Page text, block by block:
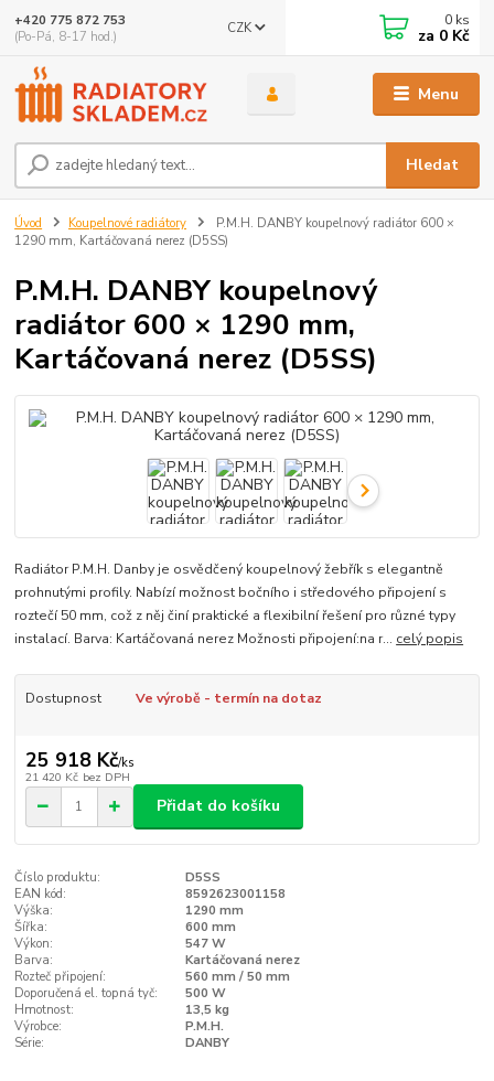
Menu
CZK
Hledat
+420 775 872 753
(Po-Pá, 8-17 hod.)
0 ks
za 0 Kč
Úvod Koupelnové radiátory
P.M.H. DANBY koupelnový radiátor 600 ×
1290 mm, Kartáčovaná nerez (D5SS)
P.M.H. DANBY koupelnový
radiátor 600 × 1290 mm,
Kartáčovaná nerez (D5SS)
Radiátor P.M.H. Danby je osvědčený koupelnový žebřík s elegantně
prohnutými profily. Nabízí možnost bočního i středového připojení s
roztečí 50 mm, což z něj činí praktické a flexibilní řešení pro různé typy
instalací. Barva: Kartáčovaná nerez Možnosti připojení:na r... celý popis
Dostupnost Ve výrobě - termín na dotaz
25 918 Kč/ks
21 420 Kč bez DPH
Přidat do košíku
Číslo produktu:
D5SS
EAN kód:
8592623001158
Výška:
1290 mm
Šířka:
600 mm
Výkon:
547 W
Barva:
Kartáčovaná nerez
Rozteč připojení:
560 mm / 50 mm
Doporučená el. topná tyč:
500 W
Hmotnost:
13,5 kg
Výrobce:
P.M.H.
Série:
DANBY